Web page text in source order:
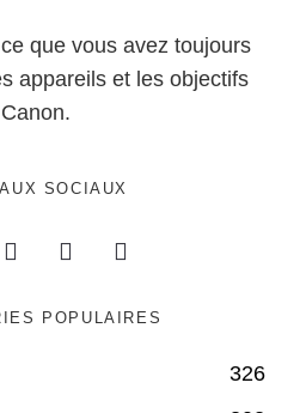
que vous avez toujours
appareils et les objectifs
Canon.
SOCIAUX
POPULAIRES
326